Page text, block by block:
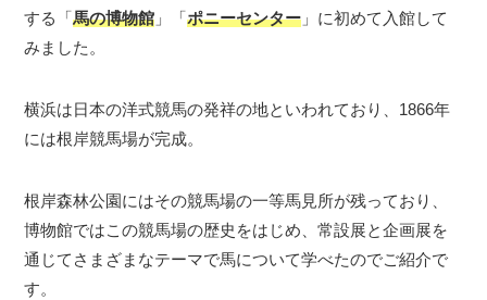
する「馬の博物館 」「ポニーセンター 」に初めて入館して
みました。
横浜は日本の洋式競馬の発祥の地といわれており、1866年
には根岸競馬場が完成。
根岸森林公園にはその競馬場の一等馬見所が残っており、
博物館ではこの競馬場の歴史をはじめ、常設展と企画展を
通じてさまざまなテーマで馬について学べたのでご紹介で
す。